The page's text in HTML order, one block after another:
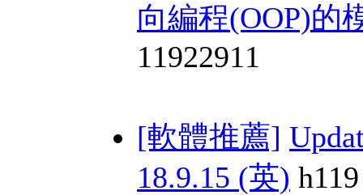
向編程(OOP)的
11922911
[軟體推薦]
18.9.15 (英) h119